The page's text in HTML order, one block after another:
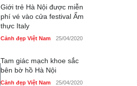
Giới trẻ Hà Nội được miễn
phí vé vào cửa festival Ẩm
thực Italy
Cảnh đẹp Việt Nam 25/04/2020
Tam giác mạch khoe sắc
bên bờ hồ Hà Nội
Cảnh đẹp Việt Nam 25/04/2020